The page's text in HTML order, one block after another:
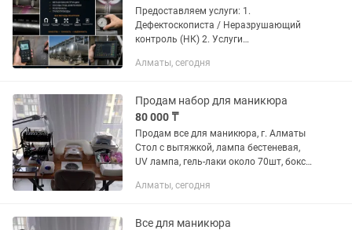
Предоставляем услуги: 1.
Дефектоскописта / Неразрушающий
контроль (НК) 2. Услуги
лаборатория 3. Неразрушающий
Дефектоскопия сварных соединений...
Алматы, сегодня
Продам набор для маникюра
80 000 ₸
Продам все для маникюра, г. Алматы
Стол с вытяжкой, лампа бестеневая,
UV лампа, гель-лаки около 70шт, бокс
формы, подставка для рук. Без
Алматы, сегодня
Все для маникюра